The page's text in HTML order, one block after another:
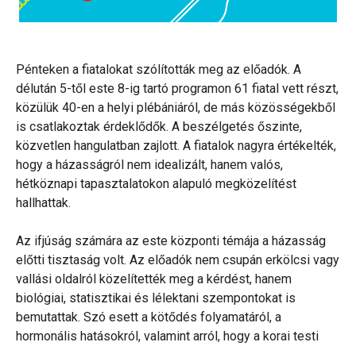
Pénteken a fiatalokat szólították meg az előadók. A
délután 5-től este 8-ig tartó programon 61 fiatal vett részt,
közülük 40-en a helyi plébániáról, de más közösségekből
is csatlakoztak érdeklődők. A beszélgetés őszinte,
közvetlen hangulatban zajlott. A fiatalok nagyra értékelték,
hogy a házasságról nem idealizált, hanem valós,
hétköznapi tapasztalatokon alapuló megközelítést
hallhattak.
Az ifjúság számára az este központi témája a házasság
előtti tisztaság volt. Az előadók nem csupán erkölcsi vagy
vallási oldalról közelítették meg a kérdést, hanem
biológiai, statisztikai és lélektani szempontokat is
bemutattak. Szó esett a kötődés folyamatáról, a
hormonális hatásokról, valamint arról, hogy a korai testi